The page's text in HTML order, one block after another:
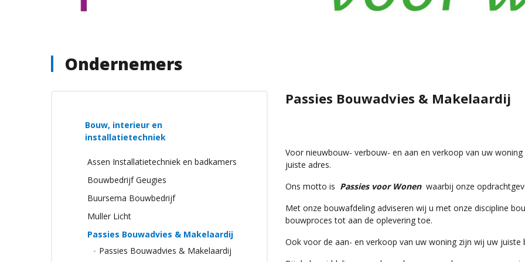
Ondernemers
Bouw, interieur en
installatietechniek
Assen Installatietechniek en badkamers
Bouwbedrijf Geugies
Buursema Bouwbedrijf
Muller Licht
Passies Bouwadvies & Makelaardij
Passies Bouwadvies & Makelaardij
Passies Bouwadvies & Makelaardij
Voor nieuwbouw- verbouw- en aan en verkoop van uw
juiste adres.
Ons motto is Passies voor Wonenwaarbij onze
Met onze bouwafdeling adviseren wij u met onze discipline
bouwproces tot aan de oplevering toe.
Ook voor de aan- en verkoop van uw woning zijn wij uw juiste